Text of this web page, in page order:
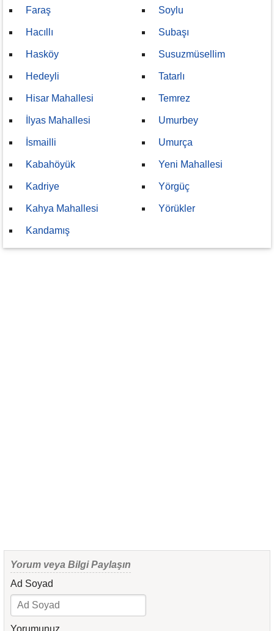
Faraş
Hacıllı
Hasköy
Hedeyli
Hisar Mahallesi
İlyas Mahallesi
İsmailli
Kabahöyük
Kadriye
Kahya Mahallesi
Kandamış
Soylu
Subaşı
Susuzmüsellim
Tatarlı
Temrez
Umurbey
Umurça
Yeni Mahallesi
Yörgüç
Yörükler
Yorum veya Bilgi Paylaşın
Ad Soyad